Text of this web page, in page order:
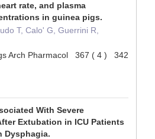
rate, and plasma
in guinea pigs.
T, Calo' G, Guerrini R,
Arch Pharmacol 367 ( 4 ) 342
With Severe
Extubation in ICU Patients
Dysphagia.